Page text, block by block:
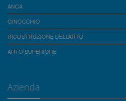
ANCA
GINOCCHIO
RICOSTRUZIONE DELL’ARTO
ARTO SUPERIORE
Azienda